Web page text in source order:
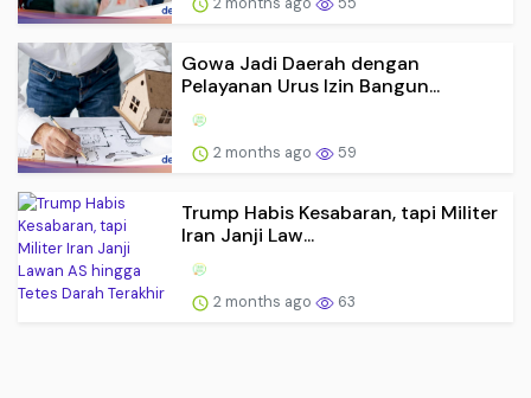
Gowa Jadi Daerah dengan
Pelayanan Urus Izin Bangun...
2 months ago 59
Trump Habis Kesabaran, tapi Militer
Iran Janji Law...
2 months ago 63